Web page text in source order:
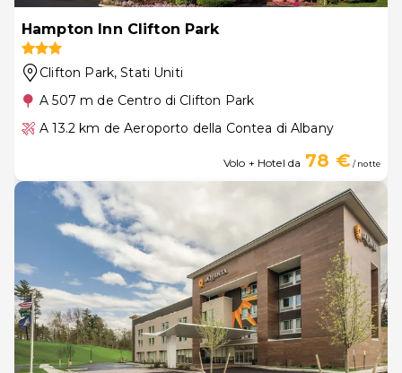
Hampton Inn Clifton Park
Clifton Park, Stati Uniti
A 507 m de Centro di Clifton Park
A 13.2 km de Aeroporto della Contea di Albany
Volo + Hotel da 78 €/ notte